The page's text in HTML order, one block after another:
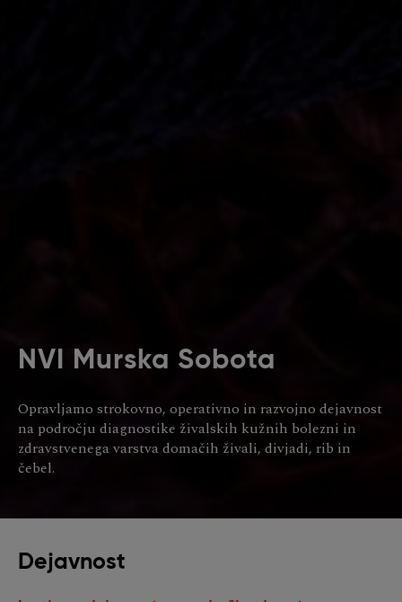
NVI Murska Sobota
Opravljamo strokovno, operativno in razvojno dejavnost
na področju diagnostike živalskih kužnih bolezni in
zdravstvenega varstva domačih živali, divjadi, rib in
čebel.
Dejavnost